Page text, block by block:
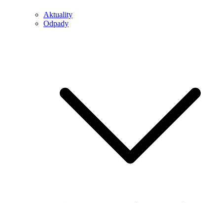
Aktuality
Odpady